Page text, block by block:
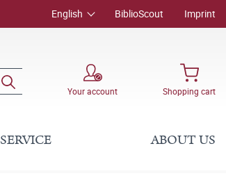
English BiblioScout Imprint
Your account Shopping cart
SERVICE ABOUT US